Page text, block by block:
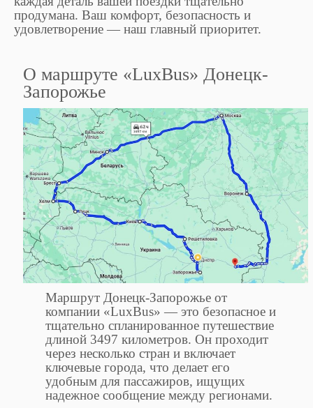
продумана. Ваш комфорт, безопасность и
удовлетворение — наш главный приоритет.
О маршруте «LuxBus» Донецк-
Запорожье
Маршрут Донецк-Запорожье от
компании «LuxBus» — это безопасное и
тщательно спланированное путешествие
длиной 3497 километров. Он проходит
через несколько стран и включает
ключевые города, что делает его
удобным для пассажиров, ищущих
надежное сообщение между регионами.